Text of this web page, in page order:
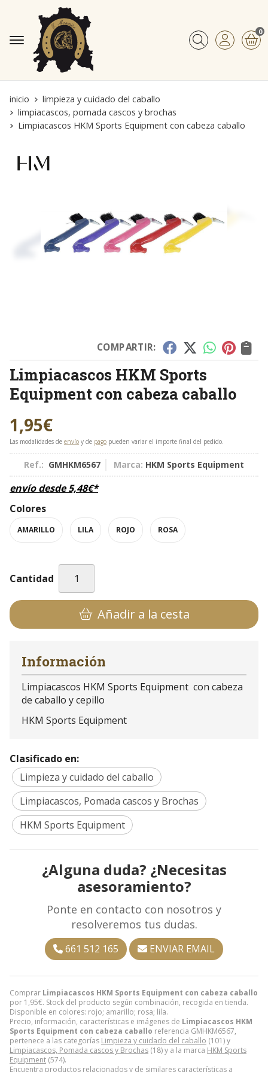
Buscar
0
inicio
limpieza y cuidado del caballo
limpiacascos, pomada cascos y brochas
Limpiacascos HKM Sports Equipment con cabeza caballo
COMPARTIR:
Limpiacascos HKM Sports
Equipment con cabeza caballo
1,95€
Las modalidades de envío y de pago pueden variar el importe final del pedido.
Ref.: GMHKM6567 Marca: HKM Sports Equipment
envío desde5,48€*
Colores
AMARILLO LILA ROJO ROSA
Cantidad
Añadir a la cesta
Comprar Limpiacascos HKM Sports Equipment con cabeza caballo
por 1,95€. Stock del producto según combinación, recogida en tienda.
Disponible en colores: rojo; amarillo; rosa; lila.
Precio, información, características e imágenes de Limpiacascos HKM
Sports Equipment con cabeza caballo referencia GMHKM6567,
pertenece a las categorías Limpieza y cuidado del caballo (101) y
Limpiacascos, Pomada cascos y Brochas (18) y a la marca HKM Sports
Equipment (574).
Encuentra productos relacionados y de similares características a
Información
Limpiacascos HKM Sports Equipment con cabeza
de caballo y cepillo
HKM Sports Equipment
Clasificado en:
Limpieza y cuidado del caballo
Limpiacascos, Pomada cascos y Brochas
HKM Sports Equipment
¿Alguna duda? ¿Necesitas
asesoramiento?
Ponte en contacto con nosotros y
resolveremos tus dudas.
661 512 165 ENVIAR EMAIL